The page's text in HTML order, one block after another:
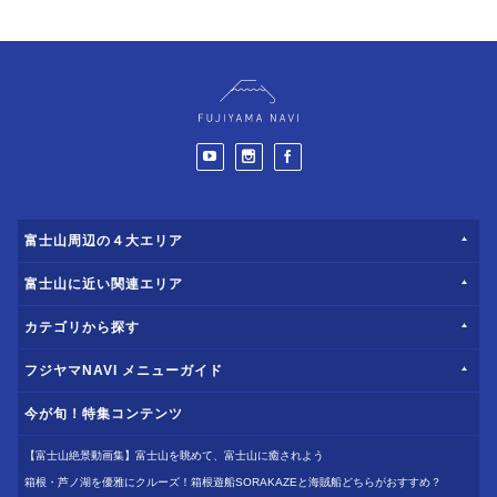
富士山周辺の４大エリア
富士山に近い関連エリア
カテゴリから探す
フジヤマNAVI メニューガイド
今が旬！特集コンテンツ
【富士山絶景動画集】富士山を眺めて、富士山に癒されよう
箱根・芦ノ湖を優雅にクルーズ！箱根遊船SORAKAZEと海賊船どちらがおすすめ？